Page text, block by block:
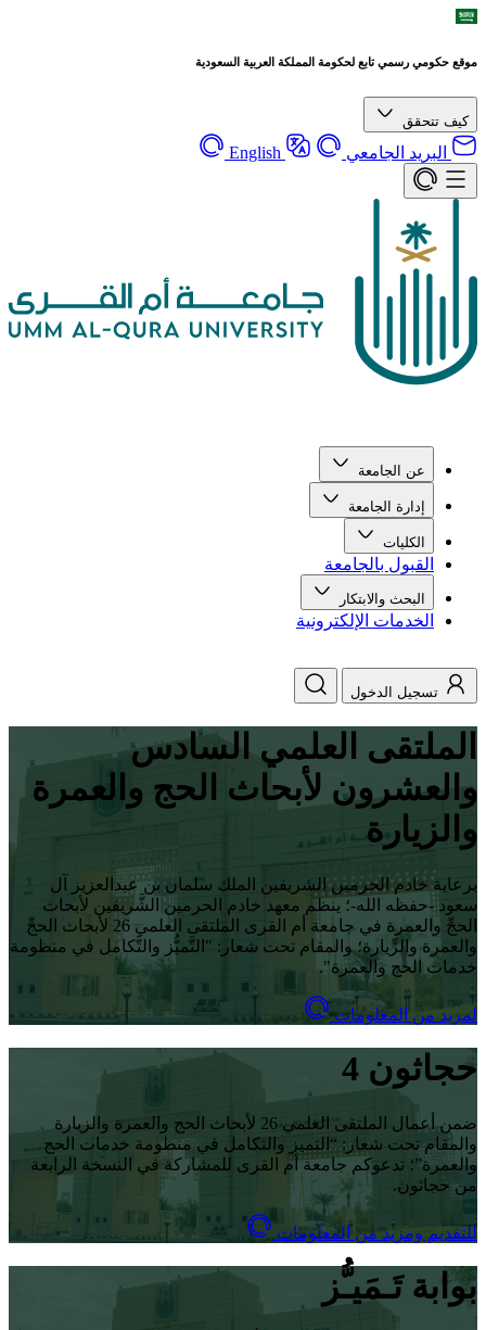
موقع حكومي رسمي تابع لحكومة المملكة العربية السعودية
كيف تتحقق
البريد الجامعي English
عن الجامعة
إدارة الجامعة
الكليات
القبول بالجامعة
البحث والابتكار
الخدمات الإلكترونية
تسجيل الدخول
الملتقى العلمي السادس
والعشرون لأبحاث الحج والعمرة
والزيارة
برعاية ⁧‫خادم الحرمين الشريفين‬⁩ الملك سلمان بن عبدالعزيز آل
سعود -حفظه الله-؛ ينظم معهد خادم الحرمين الشَّريفين لأبحاث
الحجِّ والعمرة في ⁧‫جامعة أم القرى‬⁩ الملتقى العلمي 26‬⁩ لأبحاث الحجِّ
والعمرة والزِّيارة؛ والمقام تحت شعار: "التَّميُّز والتَّكامل في منظومة
خدمات الحج والعمرة"‬⁩.
لمزيد من المعلومات
حجاثون 4
ضمن أعمال الملتقى العلمي 26 لأبحاث الحج والعمرة والزيارة
والمقام تحت شعار: “التميز والتكامل في منظومة خدمات الحج
والعمرة”؛ تدعوكم جامعة أم القرى للمشاركة في النسخة الرابعة
من حجاثون.
للتقديم ومزيد من المعلومات
بوابة تَـمَيـُّز